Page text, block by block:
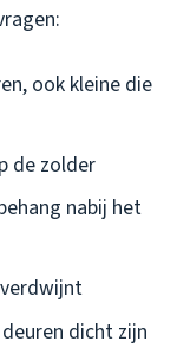
ook kleine die
de zolder
nabij het
dicht zijn